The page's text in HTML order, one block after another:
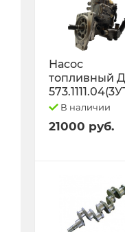
Насос
топливный
В наличии
21000 руб.